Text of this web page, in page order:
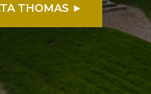
THOMAS ►